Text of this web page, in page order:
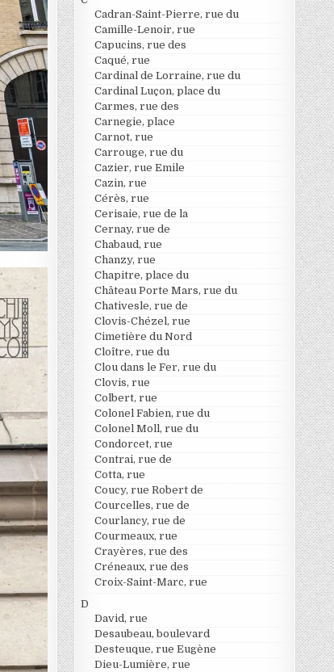
Cadran-Saint-Pierre, rue du
Camille-Lenoir, rue
Capucins, rue des
Caqué, rue
Cardinal de Lorraine, rue du
Cardinal Luçon, place du
Carmes, rue des
Carnegie, place
Carnot, rue
Carrouge, rue du
Cazier, rue Emile
Cazin, rue
Cérès, rue
Cerisaie, rue de la
Cernay, rue de
Chabaud, rue
Chanzy, rue
Chapitre, place du
Château Porte Mars, rue du
Chativesle, rue de
Clovis-Chézel, rue
Cimetière du Nord
Cloître, rue du
Clou dans le Fer, rue du
Clovis, rue
Colbert, rue
Colonel Fabien, rue du
Colonel Moll, rue du
Condorcet, rue
Contrai, rue de
Cotta, rue
Coucy, rue Robert de
Courcelles, rue de
Courlancy, rue de
Courmeaux, rue
Crayères, rue des
Créneaux, rue des
Croix-Saint-Marc, rue
D
David, rue
Desaubeau, boulevard
Desteuque, rue Eugène
Dieu-Lumière, rue